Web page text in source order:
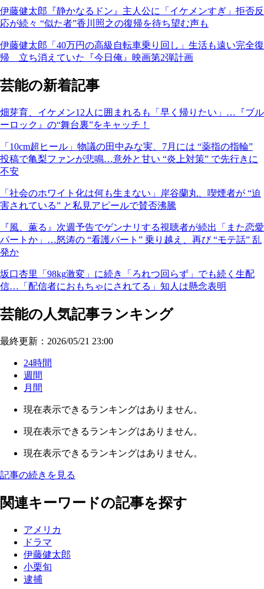
伊藤健太郎『静かなるドン』主人公に「イケメンすぎ」拒否反
応が続々 “似た者”香川照之の復帰を待ち望む声も
伊藤健太郎「40万円の高級自転車乗り回し」生活も遠い完全復
帰 立ち消えていた『今日俺』映画第2弾計画
芸能の新着記事
畑芽育、イケメン12人に囲まれるも「早く帰りたい」…『ブル
ーロック』の“舞台裏”をキャッチ！
「10cm超ヒール」物議の田中みな実、7月には “薬指の指輪”
投稿で亀梨ファンが悲鳴…意外と甘い “炎上対策” で先行きに
不安
「社会のホワイト化は何も生まない」岸谷蘭丸、喫煙者が “迫
害されている” と私見アピールで賛否沸騰
『風、薫る』次週予告でゲンナリする視聴者が続出「また恋愛
パートか」…怒涛の “看護パート” 乗り越え、再び “モテ話” 乱
発か
坂口杏里「98kg激変」に続き「ろれつ回らず」でも続く生配
信…「配信者におもちゃにされてる」知人は懸念表明
芸能の人気記事ランキング
最終更新：2026/05/21 23:00
24時間
週間
月間
現在表示できるランキングはありません。
現在表示できるランキングはありません。
現在表示できるランキングはありません。
記事の続きを見る
関連キーワードの記事を探す
アメリカ
ドラマ
伊藤健太郎
小栗旬
逮捕